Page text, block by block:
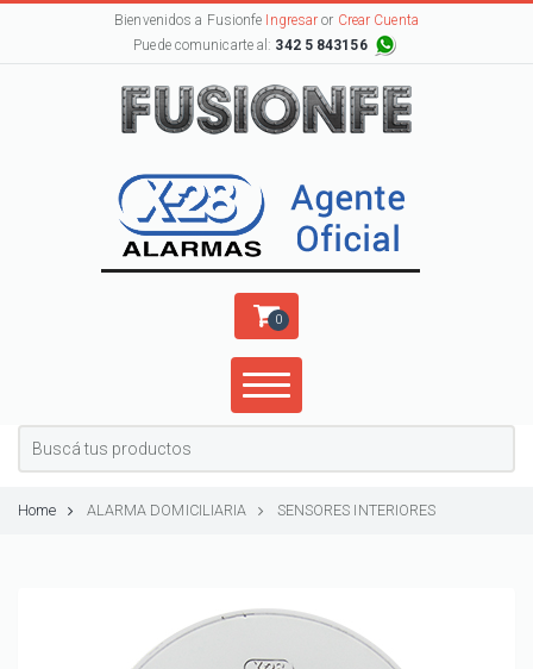
Bienvenidos a Fusionfe Ingresar or Crear Cuenta
Puede comunicarte al: 342 5 843156
0
Home ALARMA DOMICILIARIA SENSORES INTERIORES